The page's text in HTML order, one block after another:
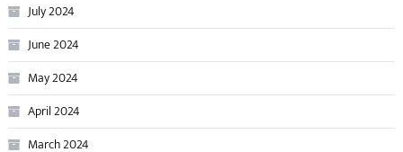
July 2024
June 2024
May 2024
April 2024
March 2024